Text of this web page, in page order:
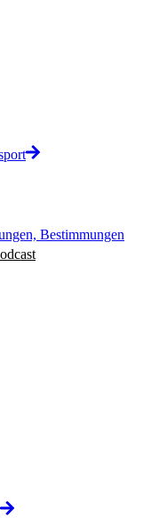
Bestimmungen